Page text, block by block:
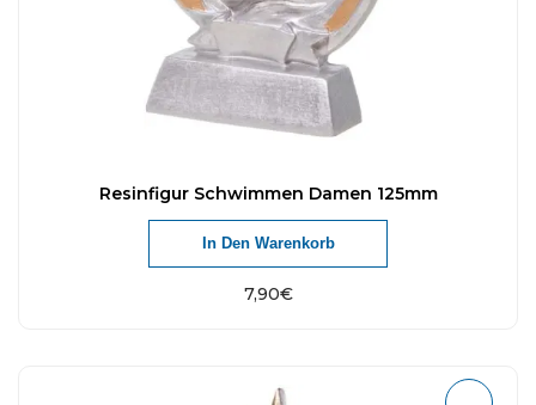
Resinfigur Schwimmen Damen 125mm
7,90€
In Den Warenkorb